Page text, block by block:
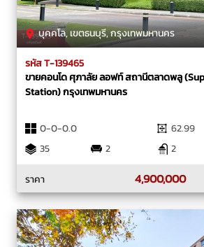
บุคคโล, เขตธนบุรี, กรุงเทพมหานคร
รหัส T-139465
ขายคอนโด ศุภาลัย ลอฟท์ สถานีตลาดพลู
Station) กรุงเทพมหานคร
0-0-0.0
62.99
35
2 2
ราคา
4,900,000